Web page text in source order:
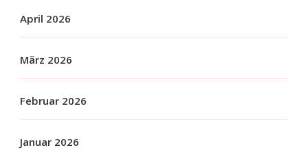
April 2026
März 2026
Februar 2026
Januar 2026